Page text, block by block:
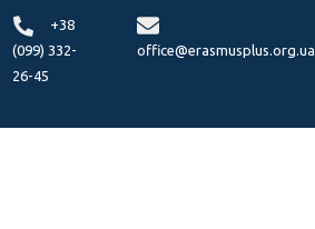
+38
(099) 332-
26-45
office@erasmusplus.org.ua